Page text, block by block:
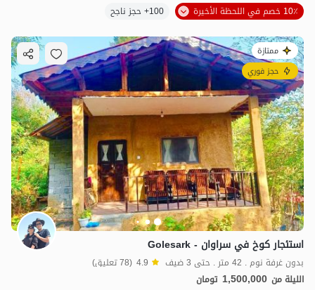
10٪ خصم في اللحظة الأخيرة
100+ حجز ناجح
ممتازة
حجز فوري
استئجار كوخ في سراوان - Golesark
بدون غرفة نوم . 42 متر . حتى 3 ضيف 4.9 (78 تعليق)
الليلة من 1,500,000 تومان